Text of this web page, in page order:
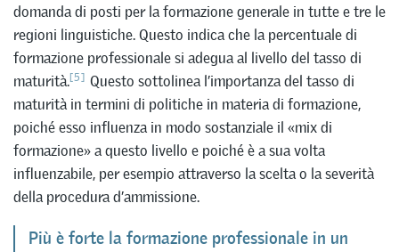
domanda di posti per la formazione generale in tutte e tre le
regioni linguistiche. Questo indica che la percentuale di
formazione professionale si adegua al livello del tasso di
maturità.[5] Questo sottolinea l’importanza del tasso di
maturità in termini di politiche in materia di formazione,
poiché esso influenza in modo sostanziale il «mix di
formazione» a questo livello e poiché è a sua volta
influenzabile, per esempio attraverso la scelta o la severità
della procedura d’ammissione.
Più è forte la formazione professionale in un